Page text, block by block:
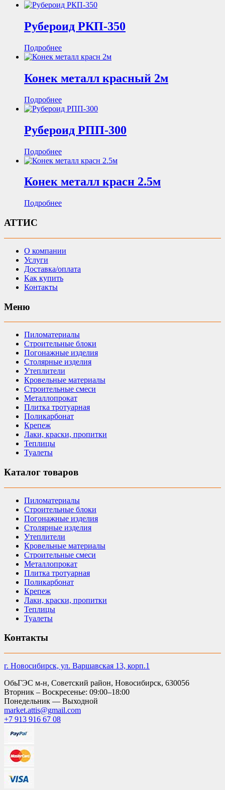
Рубероид РКП-350
Подробнее
Конек металл красный 2м
Подробнее
Рубероид РПП-300
Подробнее
Конек металл красн 2.5м
Подробнее
АТТИС
О компании
Услуги
Доставка/оплата
Как купить
Контакты
Меню
Пиломатериалы
Строительные блоки
Погонажные изделия
Столярные изделия
Утеплители
Кровельные материалы
Строительные смеси
Металлопрокат
Плитка тротуарная
Поликарбонат
Крепеж
Лаки, краски, пропитки
Теплицы
Туалеты
Каталог товаров
Пиломатериалы
Строительные блоки
Погонажные изделия
Столярные изделия
Утеплители
Кровельные материалы
Строительные смеси
Металлопрокат
Плитка тротуарная
Поликарбонат
Крепеж
Лаки, краски, пропитки
Теплицы
Туалеты
Контакты
г. Новосибирск, ул. Варшавская 13, корп.1
ОбьГЭС м-н, Советский район, Новосибирск, 630056
Вторник – Воскресенье: 09:00–18:00
Понедельник — Выходной
market.attis@gmail.com
+7 913 916 67 08